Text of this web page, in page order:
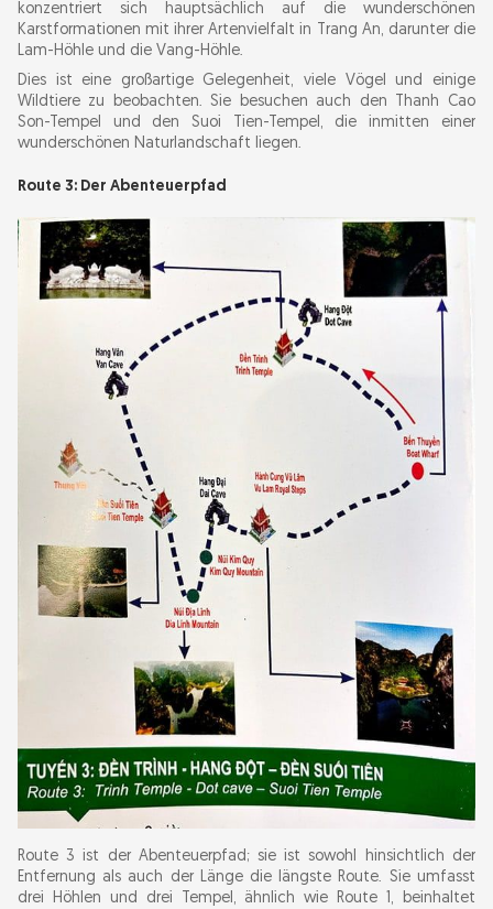
konzentriert sich hauptsächlich auf die wunderschönen
Karstformationen mit ihrer Artenvielfalt in Trang An, darunter die
Lam-Höhle und die Vang-Höhle.
Dies ist eine großartige Gelegenheit, viele Vögel und einige
Wildtiere zu beobachten. Sie besuchen auch den Thanh Cao
Son-Tempel und den Suoi Tien-Tempel, die inmitten einer
wunderschönen Naturlandschaft liegen.
Route 3: Der Abenteuerpfad
Route 3 ist der Abenteuerpfad; sie ist sowohl hinsichtlich der
Entfernung als auch der Länge die längste Route. Sie umfasst
drei Höhlen und drei Tempel, ähnlich wie Route 1, beinhaltet